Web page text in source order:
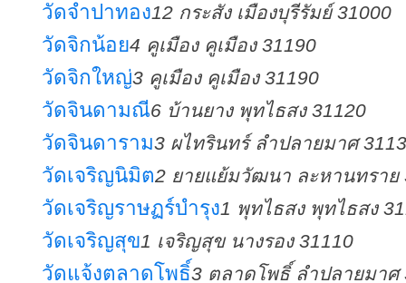
วัดจำปาทอง12 กระสัง เมืองบุรีรัมย์ 31000
วัดจิกน้อย4 คูเมือง คูเมือง 31190
วัดจิกใหญ่3 คูเมือง คูเมือง 31190
วัดจินดามณี6 บ้านยาง พุทไธสง 31120
วัดจินดาราม3 ผไทรินทร์ ลำปลายมาศ
วัดเจริญนิมิต2 ยายแย้มวัฒนา ละหานทราย
วัดเจริญราษฏร์บำรุง1 พุทไธสง พุทไธสง
วัดเจริญสุข1 เจริญสุข นางรอง 31110
วัดแจ้งตลาดโพธิ์3 ตลาดโพธิ์ ลำปลายมาศ